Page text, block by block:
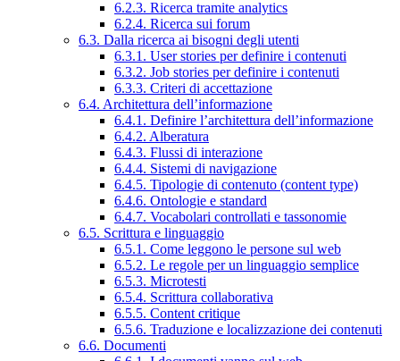
6.2.3. Ricerca tramite analytics
6.2.4. Ricerca sui forum
6.3. Dalla ricerca ai bisogni degli utenti
6.3.1. User stories per definire i contenuti
6.3.2. Job stories per definire i contenuti
6.3.3. Criteri di accettazione
6.4. Architettura dell’informazione
6.4.1. Definire l’architettura dell’informazione
6.4.2. Alberatura
6.4.3. Flussi di interazione
6.4.4. Sistemi di navigazione
6.4.5. Tipologie di contenuto (content type)
6.4.6. Ontologie e standard
6.4.7. Vocabolari controllati e tassonomie
6.5. Scrittura e linguaggio
6.5.1. Come leggono le persone sul web
6.5.2. Le regole per un linguaggio semplice
6.5.3. Microtesti
6.5.4. Scrittura collaborativa
6.5.5. Content critique
6.5.6. Traduzione e localizzazione dei contenuti
6.6. Documenti